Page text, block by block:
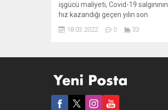
işgücü maliyeti, Covid-19 salgınının
hız kazandığı geçen yılın son
çeyreğinde yüzde 2,3 yükseldi.
Avrupa İstatistik Dairesi (Eurostat),
göre, 19 üyeli Avro Bölgesi’nde
saatlik işgücü maliyetleri, dördüncü
çeyrekte önceki yılın aynı dönemine
kıyasla yüzde...
18.03.2022 0 33